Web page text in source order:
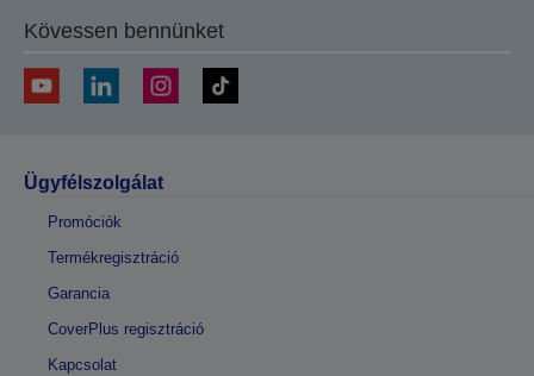
Kövessen bennünket
Ügyfélszolgálat
Promóciók
Termékregisztráció
Garancia
CoverPlus regisztráció
Kapcsolat